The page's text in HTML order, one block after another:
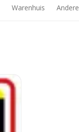
Warenhuis Andere